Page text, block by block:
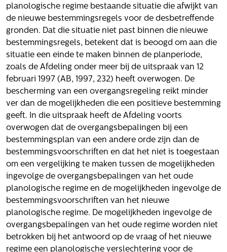
Blogs
Uitspraken
Werken bij
Vacatures
Contact
Klachten
Privacyverklaring
Proclaimer
Volg ons
Integrale aanpak gebiedsvisie
planologische regime bestaande situatie die afwijkt van
de nieuwe bestemmingsregels voor de desbetreffende
gronden. Dat die situatie niet past binnen die nieuwe
bestemmingsregels, betekent dat is beoogd om aan die
situatie een einde te maken binnen de planperiode,
zoals de Afdeling onder meer bij de uitspraak van 12
februari 1997 (AB, 1997, 232) heeft overwogen. De
bescherming van een overgangsregeling reikt minder
ver dan de mogelijkheden die een positieve bestemming
geeft. In die uitspraak heeft de Afdeling voorts
overwogen dat de overgangsbepalingen bij een
bestemmingsplan van een andere orde zijn dan de
bestemmingsvoorschriften en dat het niet is toegestaan
om een vergelijking te maken tussen de mogelijkheden
ingevolge de overgangsbepalingen van het oude
planologische regime en de mogelijkheden ingevolge de
bestemmingsvoorschriften van het nieuwe
planologische regime. De mogelijkheden ingevolge de
overgangsbepalingen van het oude regime worden niet
betrokken bij het antwoord op de vraag of het nieuwe
regime een planologische verslechtering voor de